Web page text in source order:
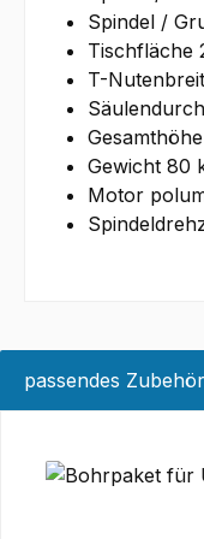
Spindel /
Tischfläche
T-
Gewicht 80
Motor
passendes Zubehör